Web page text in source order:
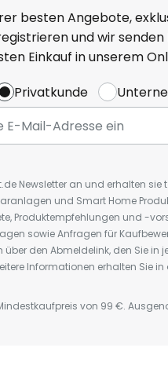
besten Angebote,
und wir senden
Einkauf in unserem
Privatkunde
Newsletter an und erhalten
und Smart Home
Produktempfehlungen und -
sowie Anfragen für
den Abmeldelink, den Sie in
Informationen erhalten Sie in
von 99 €.